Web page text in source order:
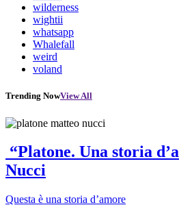
wilderness
wightii
whatsapp
Whalefall
weird
voland
Trending NowView All
“Platone. Una storia
Nucci
Questa è una storia d’amore